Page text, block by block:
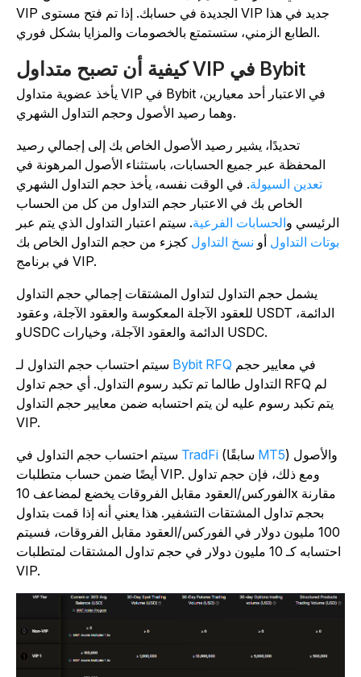
VIP الجديدة في حسابك. إذا تم فتح مستوى VIP جديد في هذا
كيفية أن تصبح متداول VIP في Bybit
يأخذ عضوية متداول VIP في Bybit في الاعتبار أحد معيارين،
تحديدًا، يشير رصيد الأصول الخاص بك إلى إجمالي رصيد
المحفظة عبر جميع الحسابات، باستثناء الأصول المرهونة في
تعدين السيولة. في الوقت نفسه، يأخذ حجم التداول الشهري
الخاص بك في الاعتبار حجم التداول من كل من الحساب
الرئيسي والحسابات الفرعية . سيتم اعتبار التداول الذي يتم عبر
بوتات التداولأو نسخ التداولكجزء من حجم التداول الخاص بك
في برنامج VIP.
يشمل حجم التداول لتداول المشتقات إجمالي حجم التداول
للعقود الآجلة المعكوسة والعقود الآجلة، وعقود USDT الدائمة،
وUSDC الدائمة والعقود الآجلة، وخيارات USDC.
سيتم احتساب حجم التداول لـBybit RFQفي معايير حجم
التداول طالما تم تكبد رسوم التداول. أي حجم تداول RFQ لم
يتم تكبد رسوم عليه لن يتم احتسابه ضمن معايير حجم التداول
VIP.
سيتم احتساب حجم التداول فيTradFi (سابقًاMT5) والأصول
أيضًا ضمن حساب متطلبات VIP. ومع ذلك، فإن حجم تداول
الفوركس/العقود مقابل الفروقات يخضع لمضاعف 10x مقارنة
بحجم تداول المشتقات التشفير. هذا يعني أنه إذا قمت بتداول
100 مليون دولار في الفوركس/العقود مقابل الفروقات، فسيتم
احتسابه كـ 10 مليون دولار في حجم تداول المشتقات لمتطلبات
VIP.